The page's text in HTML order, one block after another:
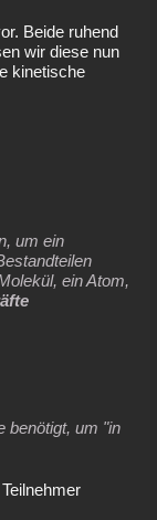
Beide ruhend
wir diese nun
kinetische
um ein
ein Atom,
benötigt, um "in